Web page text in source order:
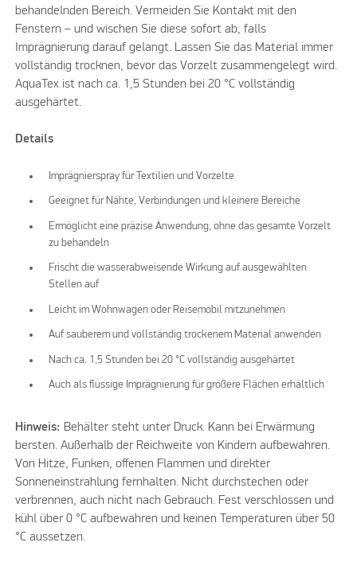
behandelnden Bereich. Vermeiden Sie Kontakt mit den
Fenstern – und wischen Sie diese sofort ab, falls
Imprägnierung darauf gelangt. Lassen Sie das Material immer
vollständig trocknen, bevor das Vorzelt zusammengelegt wird.
AquaTex ist nach ca. 1,5 Stunden bei 20 °C vollständig
ausgehärtet.
Details
Imprägnierspray für Textilien und Vorzelte
Geeignet für Nähte, Verbindungen und kleinere Bereiche
Ermöglicht eine präzise Anwendung, ohne das gesamte Vorzelt
zu behandeln
Frischt die wasserabweisende Wirkung auf ausgewählten
Stellen auf
Leicht im Wohnwagen oder Reisemobil mitzunehmen
Auf sauberem und vollständig trockenem Material anwenden
Nach ca. 1,5 Stunden bei 20 °C vollständig ausgehärtet
Auch als flüssige Imprägnierung für größere Flächen erhältlich
Hinweis: Behälter steht unter Druck. Kann bei Erwärmung
bersten. Außerhalb der Reichweite von Kindern aufbewahren.
Von Hitze, Funken, offenen Flammen und direkter
Sonneneinstrahlung fernhalten. Nicht durchstechen oder
verbrennen, auch nicht nach Gebrauch. Fest verschlossen und
kühl über 0 °C aufbewahren und keinen Temperaturen über 50
°C aussetzen.